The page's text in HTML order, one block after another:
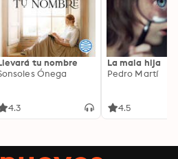
tu nombre
Ónega
4.3
La mala hija
Pedro Martí
4.5